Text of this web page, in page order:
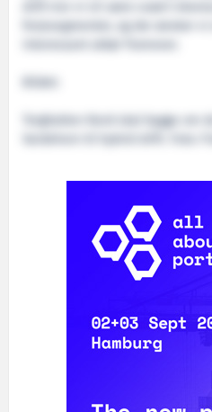
ferjesegmentet, og der ønsker
Bildet:
Torghatten Nord skal bygge